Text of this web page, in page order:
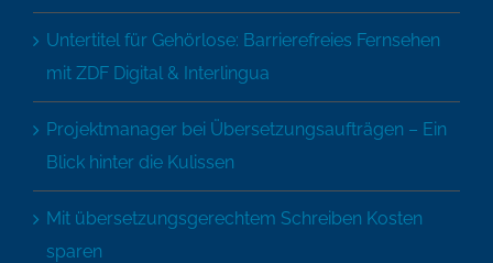
Untertitel für Gehörlose: Barrierefreies Fernsehen
mit ZDF Digital & Interlingua
Projektmanager bei Übersetzungsaufträgen – Ein
Blick hinter die Kulissen
Mit übersetzungsgerechtem Schreiben Kosten
sparen